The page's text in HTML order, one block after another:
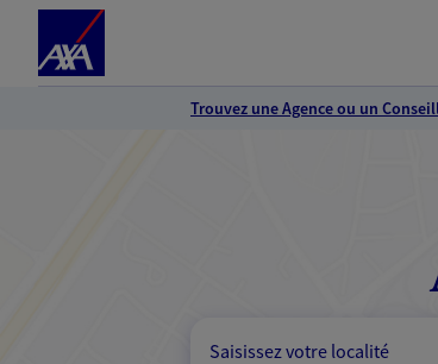
Trouvez une Agence ou un
Saisissez votre localité